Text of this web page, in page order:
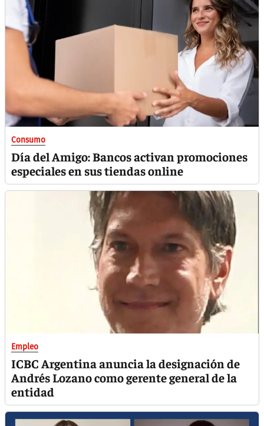
Consumo
Día del Amigo: Bancos activan promociones
especiales en sus tiendas online
Empleo
ICBC Argentina anuncia la designación de
Andrés Lozano como gerente general de la
entidad